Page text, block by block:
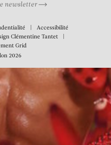
newsletter
Accessibilité
Clémentine Tantet
Grid
2026